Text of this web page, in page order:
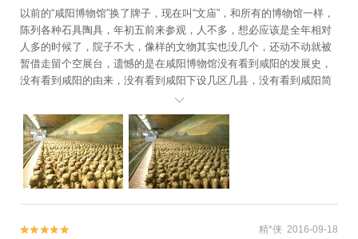
以前的“咸阳博物馆”换了牌子，现在叫“文庙”，和所有的博物馆一样，
陈列各种石具陶具，年初五前来参观，人不多，想必应该是全年相对
人多的时候了，院子不大，像样的文物其实也没几个，还动不动就被
暂借走留个空展台，遗憾的是在咸阳博物馆没有看到咸阳的发展史，
没有看到咸阳的由来，没有看到咸阳下设几区几县，没有看到咸阳简
介～看了一圈，居然只拿出一次手机，照了一张自己觉得有点壮观的
俑，占了一个展馆，下次再来就不知道是什么时候了，还是希望越来
越好吧！


 精*侠 2016-09-18